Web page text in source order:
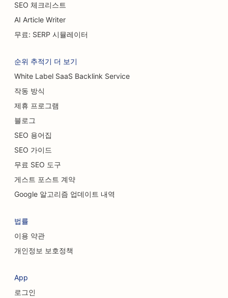
화상 외과의를 위한 SEO
세차장용 SEO
카페용 SEO
카펫 및 바닥재 매장을 위한 SEO
화학적 박피 서비스를 위한 SEO
고양이 카페를 위한 SEO
카이로프랙틱 의사를 위한 SEO
청소 서비스를 위한 SEO
커피숍을 위한 SEO
성형외과 의사를 위한 SEO
SEO 체크리스트
AI Article Writer
무료: SERP 시뮬레이터
순위 추적기 더 보기
White Label SaaS Backlink Service
작동 방식
제휴 프로그램
블로그
SEO 용어집
SEO 가이드
무료 SEO 도구
게스트 포스트 계약
Google 알고리즘 업데이트 내역
법률
이용 약관
개인정보 보호정책
App
로그인